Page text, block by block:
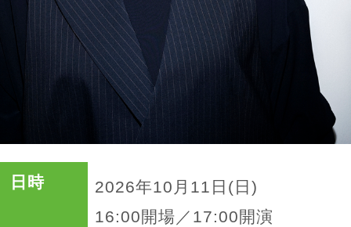
日時
2026年10月11日(日)
16:00開場／17:00開演